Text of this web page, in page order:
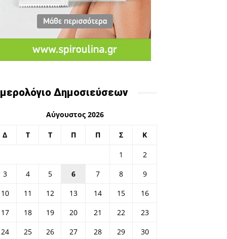
Δημοσιεύσεων
Αύγουστος 2026
Δ Τ Τ Π Π Σ Κ
1
2
3
4 5 6 7 8
9
10
11 12 13 14 15
16
17
18 19 20 21 22
23
24
25 26 27 28 29 30